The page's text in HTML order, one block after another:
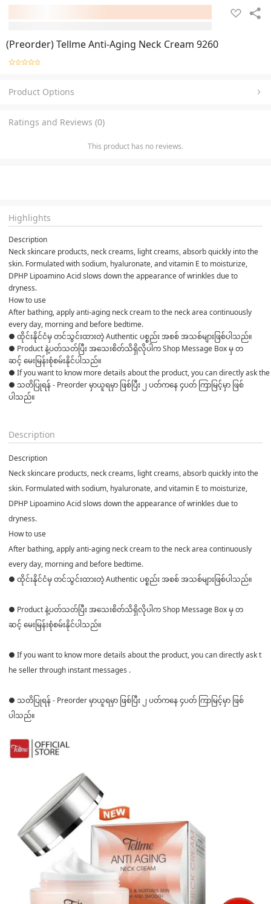
(Preorder) Tellme Anti-Aging Neck Cream 9260
Product Options
Ratings and Reviews (0)
This product has no reviews.
Highlights
Description
Neck skincare products, neck creams, light creams, absorb quickly into the
skin. Formulated with sodium, hyaluronate, and vitamin E to moisturize,
DPHP Lipoamino Acid slows down the appearance of wrinkles due to
dryness.
How to use
After bathing, apply anti-aging neck cream to the neck area continuously
every day, morning and before bedtime.
● ထိုင်းနိုင်ငံမှ တင်သွင်းထားတဲ့ Authentic ပစ္စည်း အစစ် အသစ်များဖြစ်ပါသည်။
● Product နဲ့ပတ်သတ်ပြီး အသေးစိတ်သိရှိလိုပါက Shop Message Box မှ တ
ဆင့် မေးမြန်းစုံစမ်းနိုင်ပါသည်။
● If you want to know more details about the product, you can directly ask
● သတိပြုရန် - Preorder မှာယူရမှာ ဖြစ်ပြီး ၂ ပတ်ကနေ ၄ပတ် ကြာမြင့်မှာ ဖြစ်
ပါသည်။
Description
Description
Neck skincare products, neck creams, light creams, absorb quickly into the
skin. Formulated with sodium, hyaluronate, and vitamin E to moisturize,
DPHP Lipoamino Acid slows down the appearance of wrinkles due to
dryness.
How to use
After bathing, apply anti-aging neck cream to the neck area continuously
every day, morning and before bedtime.
● ထိုင်းနိုင်ငံမှ တင်သွင်းထားတဲ့ Authentic ပစ္စည်း အစစ် အသစ်များဖြစ်ပါသည်။
● Product နဲ့ပတ်သတ်ပြီး အသေးစိတ်သိရှိလိုပါက Shop Message Box မှ တ
ဆင့် မေးမြန်းစုံစမ်းနိုင်ပါသည်။
● If you want to know more details about the product, you can directly ask t
he seller through instant messages .
● သတိပြုရန် - Preorder မှာယူရမှာ ဖြစ်ပြီး ၂ ပတ်ကနေ ၄ပတ် ကြာမြင့်မှာ ဖြစ်
ပါသည်။